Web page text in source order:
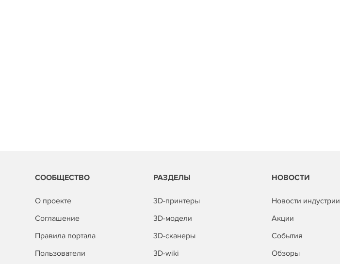
СООБЩЕСТВО
О проекте
Соглашение
Правила портала
Пользователи
РАЗДЕЛЫ
3D-принтеры
3D-модели
3D-сканеры
3D-wiki
НОВОСТИ
Новости индустрии
Акции
События
Обзоры